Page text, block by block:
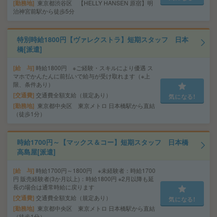
勤務地
東京都渋谷区 【HELLY HANSEN 原宿】明
治神宮前駅から徒歩5分
特別時給1800円【ヴァレクストラ】短期スタッフ 日本
橋[派遣]
給 与 時給1800円 ※ご経験・スキルにより優遇 ス
マホでかんたんに前払いで給与が受け取れます（※上
限、条件あり）
交通費 交通費全額支給（規定あり）
勤務地
東京都中央区 東京メトロ 日本橋駅から直結
（徒歩1分）
気になる!
時給1700円～【マックス＆コー】短期スタッフ 日本橋
高島屋[派遣]
給 与 時給1700円～1800円 ※未経験者：時給1700
円 販売経験者(3か月以上)：時給1800円 ※2月以降も延
長の場合は通常時給に戻ります
交通費 交通費全額支給（規定あり）
勤務地
東京都中央区 東京メトロ 日本橋駅から直結
気になる!